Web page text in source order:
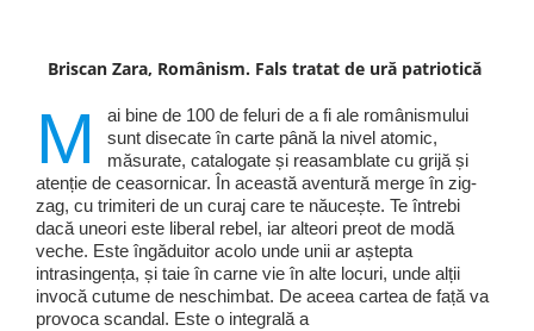
Briscan Zara, Românism. Fals tratat de ură patriotică
M
ai bine de 100 de feluri de a fi ale românismului
sunt disecate în carte până la nivel atomic,
măsurate, catalogate și reasamblate cu grijă și
atenție de ceasornicar. În această aventură merge în zig-
zag, cu trimiteri de un curaj care te năucește. Te întrebi
dacă uneori este liberal rebel, iar alteori preot de modă
veche. Este îngăduitor acolo unde unii ar aștepta
intrasingența, și taie în carne vie în alte locuri, unde alții
invocă cutume de neschimbat. De aceea cartea de față va
provoca scandal. Este o integrală a